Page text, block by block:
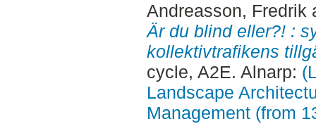
Andreasson, Fredrik
Är du blind eller?! :
kollektivtrafikens
cycle, A2E. Alnarp:
Landscape
Management (from